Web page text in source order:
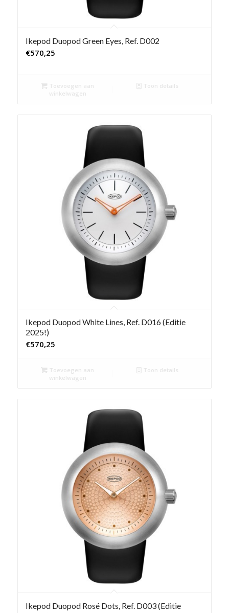
Ikepod Duopod Green Eyes, Ref. D002
€570,25
Toevoegen aan
winkelwagen
Toon details
Ikepod Duopod White Lines, Ref. D016 (Editie
2025!)
€570,25
Toevoegen aan
winkelwagen
Toon details
Ikepod Duopod Rosé Dots, Ref. D003 (Editie